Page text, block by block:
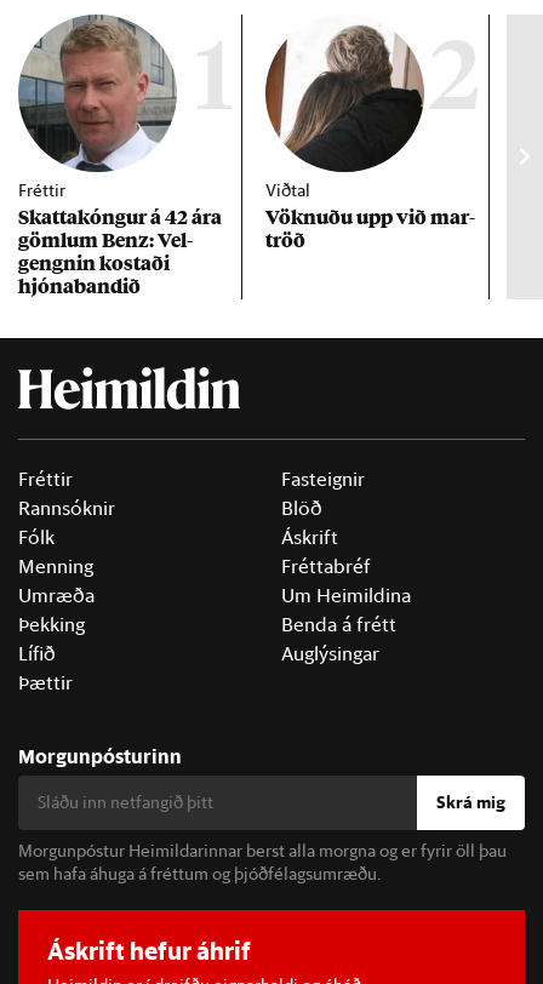
1
Fréttir
Skattakóng­ur á 42 ára
göml­um Benz: Vel­
gengn­in kostaði
hjóna­band­ið
2
Viðtal
Vökn­uðu upp við mar­
tröð
Fréttir
Rannsóknir
Fólk
Menning
Umræða
Þekking
Lífið
Þættir
Fasteignir
Blöð
Áskrift
Fréttabréf
Um Heimildina
Benda á frétt
Auglýsingar
Morgunpósturinn
Skrá mig
Morgunpóstur Heimildarinnar berst alla morgna og er fyrir öll þau
sem hafa áhuga á fréttum og þjóðfélagsumræðu.
Áskrift hefur áhrif